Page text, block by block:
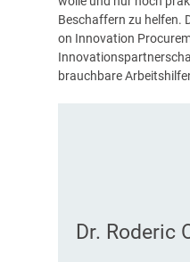
Beschaffern zu helfen.
on Innovation
brauchbare
Dr. Roderic